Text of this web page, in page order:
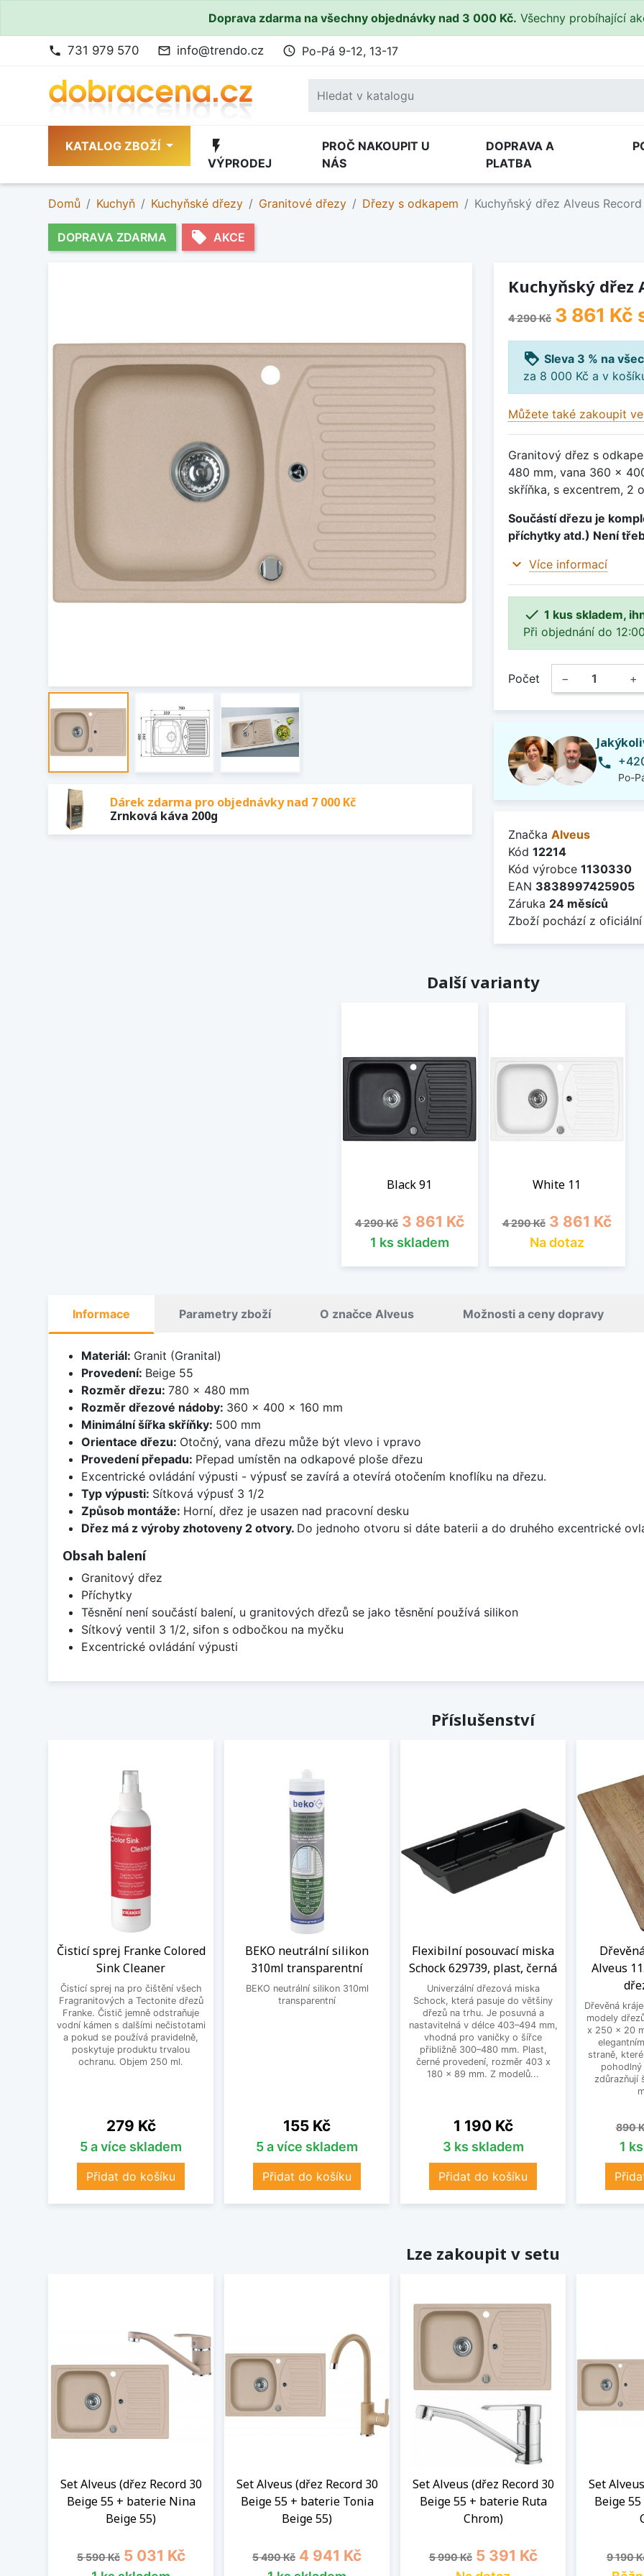
Doprava zdarma na všechny objednávky nad 3 000 Kč. Všechny probíhající
phone 731 979 570 mail_outline info@trendo.cz access_time Po-Pá 9-12, 13-17
KATALOG ZBOŽÍ flash_on
VÝPRODEJ
PROČ NAKOUPIT U
NÁS
DOPRAVA A
PLATBA
Domů Kuchyň Kuchyňské dřezy Granitové dřezy Dřezy s odkapem Kuchyňský dřez Alveus
DOPRAVA ZDARMA local_offer AKCE
Dárek zdarma pro objednávky nad 7 000 Kč
Zrnková káva 200g
Kuchyňský dřez
4 290 Kč 3 861 Kč
loyalty Sleva 3 % na
za 8 000 Kč a v
Můžete také zakoupit
Granitový dřez s
480 mm, vana 360 x
skříňka, s excentrem, 2
Součástí dřezu je
příchytky atd.) Není
expand_more Více informací
 1 kus skladem,
Při objednání do
Počet − +
phone
Po-
Značka Alveus
Kód 12214
Kód výrobce 1130330
EAN 3838997425905
Záruka 24 měsíců
Zboží pochází z
Další varianty
Black 91
Běžná cena
4 290 Kč Cena
3 861 Kč
1 ks skladem
White 11
Běžná cena
4 290 Kč Cena
3 861 Kč
Na dotaz
Informace Parametry zboží O značce Alveus Možnosti a ceny dopravy
Materiál: Granit (Granital)
Provedení: Beige 55
Rozměr dřezu: 780 x 480 mm
Rozměr dřezové nádoby: 360 x 400 x 160 mm
Minimální šířka skříňky: 500 mm
Orientace dřezu: Otočný, vana dřezu může být vlevo i vpravo
Provedení přepadu: Přepad umístěn na odkapové ploše dřezu
Excentrické ovládání výpusti - výpusť se zavírá a otevírá otočením knoflíku na dřezu.
Typ výpusti: Sítková výpusť 3 1/2
Způsob montáže: Horní, dřez je usazen nad pracovní desku
Dřez má z výroby zhotoveny 2 otvory. Do jednoho otvoru si dáte baterii a do druhého excentrické
Obsah balení
Granitový dřez
Příchytky
Těsnění není součástí balení, u granitových dřezů se jako těsnění používá silikon
Sítkový ventil 3 1/2, sifon s odbočkou na myčku
Excentrické ovládání výpusti
Příslušenství
Čisticí sprej Franke Colored
Sink Cleaner
Čisticí sprej na pro čištění všech
Fragranitových a Tectonite dřezů
Franke. Čistič jemně odstraňuje
vodní kámen s dalšími nečistotami
a pokud se používá pravidelně,
poskytuje produktu trvalou
ochranu. Objem 250 ml.
Cena
279 Kč
5 a více skladem
Přidat do košíku
BEKO neutrální silikon
310ml transparentní
BEKO neutrální silikon 310ml
transparentní
Cena
155 Kč
5 a více skladem
Přidat do košíku
Flexibilní posouvací miska
Schock 629739, plast, černá
Univerzální dřezová miska
Schock, která pasuje do většiny
dřezů na trhu. Je posuvná a
nastavitelná v délce 403–494 mm,
vhodná pro vaničky o šířce
přibližně 300–480 mm. Plast,
černé provedení, rozměr 403 x
180 x 89 mm. Z modelů...
Cena
1 190 Kč
3 ks skladem
Přidat do košíku
Alveus
Dřevěná
modely
x 250 x 20
straně,
zdůrazňují
890
1
Lze zakoupit v setu
Set Alveus (dřez Record 30
Beige 55 + baterie Nina
Beige 55)
Běžná cena
5 590 Kč Cena
5 031 Kč
Set Alveus (dřez Record 30
Beige 55 + baterie Tonia
Beige 55)
Běžná cena
5 490 Kč Cena
4 941 Kč
Set Alveus (dřez Record 30
Beige 55 + baterie Ruta
Chrom)
Běžná cena
5 990 Kč Cena
5 391 Kč
Set
Beige
Běžná
9 190